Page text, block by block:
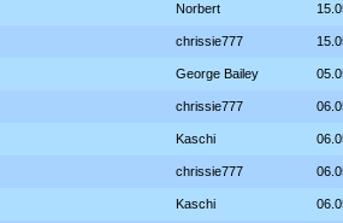
Norbert
chrissie777
George Bailey
chrissie777
Kaschi
chrissie777
Kaschi